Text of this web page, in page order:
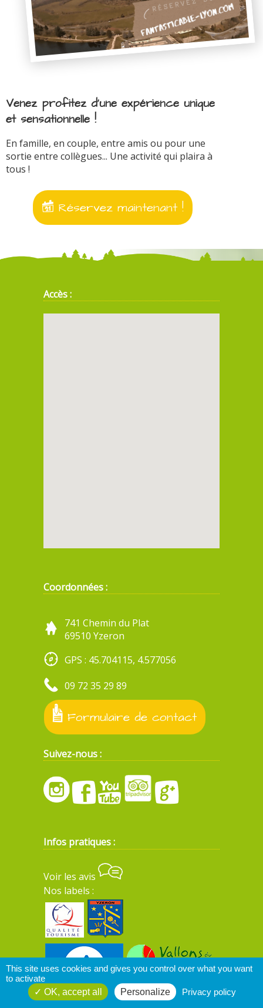
Venez profitez d'une expérience unique
et sensationnelle !
En famille, en couple, entre amis ou pour une
sortie entre collègues... Une activité qui plaira à
tous !
Réservez maintenant !
Accès :
Coordonnées :
741 Chemin du Plat
69510 Yzeron
GPS : 45.704115, 4.577056
09 72 35 29 89
Formulaire de contact
Suivez-nous :
Infos pratiques :
Voir les avis
Nos labels :
This site uses cookies and gives you control over what you want
to activate
OK, accept all
Personalize Privacy policy